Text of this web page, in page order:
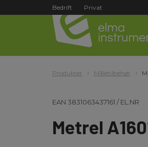
Bedrift Privat
Produkter Måletilbehør
EAN 3831063437161 /EL.NR
Metrel